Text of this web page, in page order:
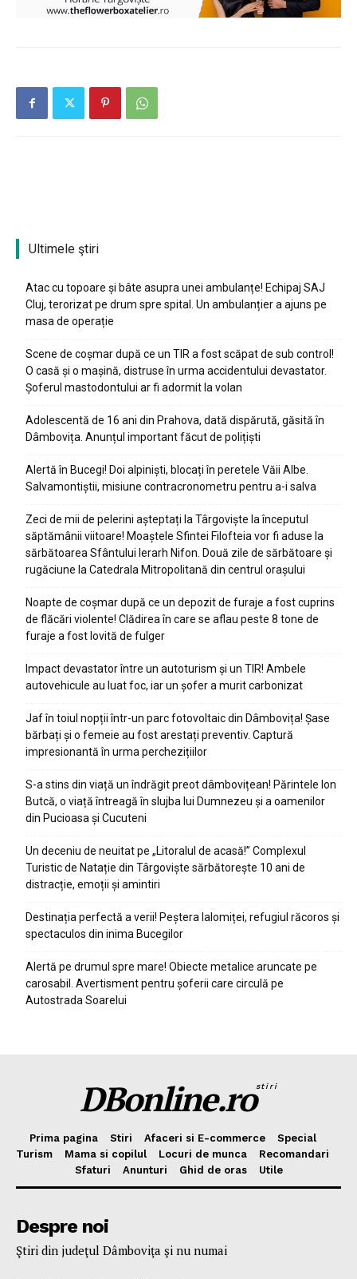
Ultimele ştiri
Atac cu topoare și bâte asupra unei ambulanțe! Echipaj SAJ
Cluj, terorizat pe drum spre spital. Un ambulanțier a ajuns pe
masa de operație
Scene de coșmar după ce un TIR a fost scăpat de sub control!
O casă și o mașină, distruse în urma accidentului devastator.
Șoferul mastodontului ar fi adormit la volan
Adolescentă de 16 ani din Prahova, dată dispărută, găsită în
Dâmbovița. Anunțul important făcut de polițiști
Alertă în Bucegi! Doi alpiniști, blocați în peretele Văii Albe.
Salvamontiștii, misiune contracronometru pentru a-i salva
Zeci de mii de pelerini așteptați la Târgoviște la începutul
săptămânii viitoare! Moaștele Sfintei Filofteia vor fi aduse la
sărbătoarea Sfântului Ierarh Nifon. Două zile de sărbătoare și
rugăciune la Catedrala Mitropolitană din centrul orașului
Noapte de coșmar după ce un depozit de furaje a fost cuprins
de flăcări violente! Clădirea în care se aflau peste 8 tone de
furaje a fost lovită de fulger
Impact devastator între un autoturism și un TIR! Ambele
autovehicule au luat foc, iar un șofer a murit carbonizat
Jaf în toiul nopții într-un parc fotovoltaic din Dâmbovița! Șase
bărbați și o femeie au fost arestați preventiv. Captură
impresionantă în urma perchezițiilor
S-a stins din viață un îndrăgit preot dâmbovițean! Părintele Ion
Butcă, o viață întreagă în slujba lui Dumnezeu și a oamenilor
din Pucioasa și Cucuteni
Un deceniu de neuitat pe „Litoralul de acasă!” Complexul
Turistic de Natație din Târgoviște sărbătorește 10 ani de
distracție, emoții și amintiri
Destinația perfectă a verii! Peștera Ialomiței, refugiul răcoros și
spectaculos din inima Bucegilor
Alertă pe drumul spre mare! Obiecte metalice aruncate pe
carosabil. Avertisment pentru șoferii care circulă pe
Autostrada Soarelui
DBonline.rostiri
Prima pagina Stiri Afaceri si E-commerce
Special
Turism
Mama si copilul Locuri de munca
Recomandari
Sfaturi
Anunturi Ghid de oras Utile
Despre noi
Ştiri din judeţul Dâmboviţa şi nu numai